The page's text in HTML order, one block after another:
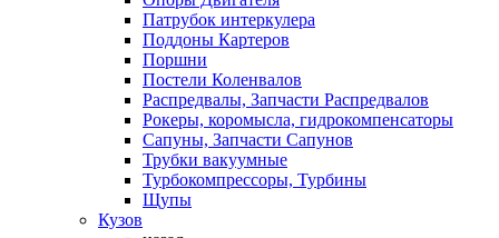
Патрубок интеркулера
Поддоны Картеров
Поршни
Постели Коленвалов
Распредвалы, Запчасти Распредвалов
Рокеры, коромысла, гидрокомпенсаторы
Сапуны, Запчасти Сапунов
Трубки вакуумные
Турбокомпрессоры, Турбины
Щупы
Кузов